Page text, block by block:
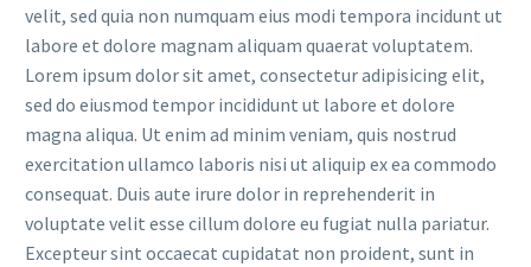
velit, sed quia non numquam eius modi tempora incidunt ut
labore et dolore magnam aliquam quaerat voluptatem.
Lorem ipsum dolor sit amet, consectetur adipisicing elit,
sed do eiusmod tempor incididunt ut labore et dolore
magna aliqua. Ut enim ad minim veniam, quis nostrud
exercitation ullamco laboris nisi ut aliquip ex ea commodo
consequat. Duis aute irure dolor in reprehenderit in
voluptate velit esse cillum dolore eu fugiat nulla pariatur.
Excepteur sint occaecat cupidatat non proident, sunt in